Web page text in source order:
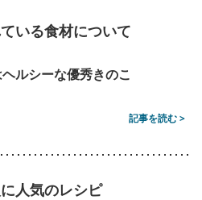
いる食材について
ヘルシーな優秀きのこ
記事を読む >
人気のレシピ